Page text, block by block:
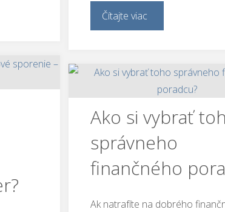
Čítajte viac
Ako si vybrať
správneho
finančného
Ak natrafíte na dobrého